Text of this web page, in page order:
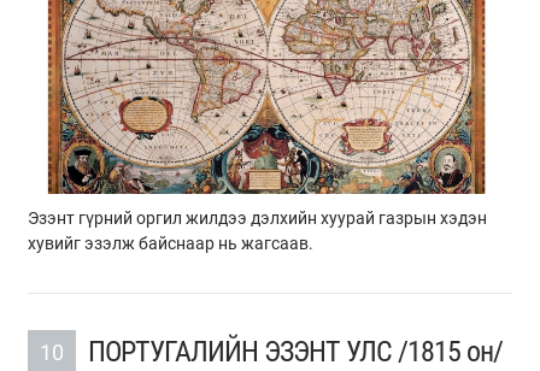
Эзэнт гүрний оргил жилдээ дэлхийн хуурай газрын хэдэн
хувийг эзэлж байснаар нь жагсаав.
10 ПОРТУГАЛИЙН ЭЗЭНТ УЛС /1815 он/